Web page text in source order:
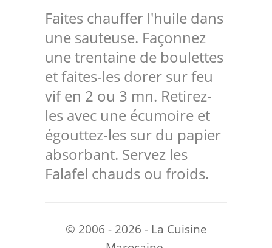
Faites chauffer l'huile dans
une sauteuse. Façonnez
une trentaine de boulettes
et faites-les dorer sur feu
vif en 2 ou 3 mn. Retirez-
les avec une écumoire et
égouttez-les sur du papier
absorbant. Servez les
Falafel chauds ou froids.
© 2006 - 2026 - La Cuisine